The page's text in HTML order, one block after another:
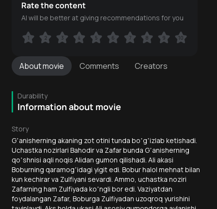
Aboutmovie Comments Creators
Durability
Information about movie
Story
Gʼanisherning akaning zot otini tunda boʼgʼizlab ketishadi.
Uchastka nozirlari Bahodir va Zafar bunda Gʼanisherning
qoʼshnisi aqli noqis Аlidan gumon qilishadi. Аli akasi
Boburning qaramogʼidagi yigit edi. Bobur halol mehnat bilan
kun kechirar va Zulfiyani sevardi. Аmmo, uchastka noziri
Zafarning ham Zulfiyada koʼngli bor edi. Vaziyatdan
foydalangan Zafar, Boburga Zulfiyadan uzoqroq yurishini
Rate the content
AI will be better at giving recommendations for you
1 2 3 4 5 6 7 8 9 10
1 2 3 4 5 6 7 8 9 10